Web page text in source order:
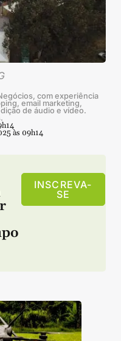
com experiência
email marketing,
de áudio e vídeo.
às 09h14
INSCREVA-
SE